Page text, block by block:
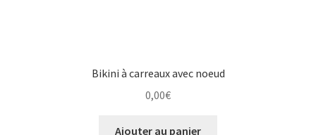
Bikini à carreaux avec noeud
0,00€
Ajouter au panier